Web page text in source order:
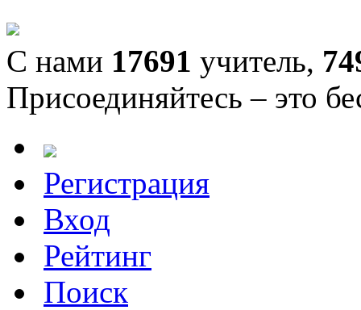
С нами 17691 учитель,
Присоединяйтесь – это
Регистрация
Вход
Рейтинг
Поиск